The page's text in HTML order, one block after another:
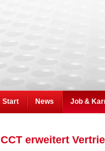
Start News Job &
CCT erweitert